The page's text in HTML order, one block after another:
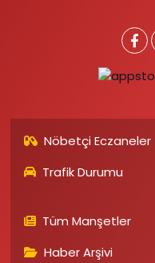
Nöbetçi Eczaneler
Trafik Durumu
Tüm Manşetler
Haber Arşivi